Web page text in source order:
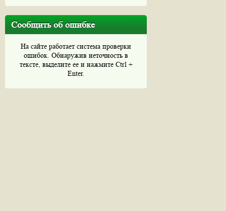
Сообщить об ошибке
На сайте работает система проверки
ошибок. Обнаружив неточность в
тексте, выделите ее и нажмите Ctrl +
Enter.